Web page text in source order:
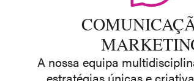
A nossa equipa